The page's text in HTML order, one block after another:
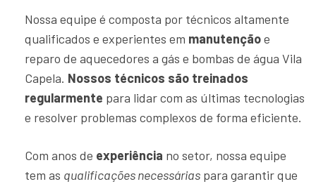
Nossa equipe é composta por técnicos altamente
qualificados e experientes em manutençãoe
reparo de aquecedores a gás e bombas de água Vila
Capela. Nossos técnicos são treinados
regularmente para lidar com as últimas tecnologias
e resolver problemas complexos de forma eficiente.
Com anos de experiência no setor, nossa equipe
tem as qualificações necessárias para garantir que